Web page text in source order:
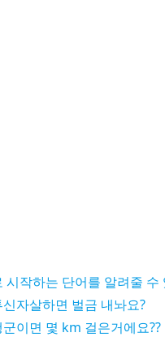
시작하는 단어를 알려줄 수
자살하면 벌금 내놔요?
이면 몇 km 걸은거에요??